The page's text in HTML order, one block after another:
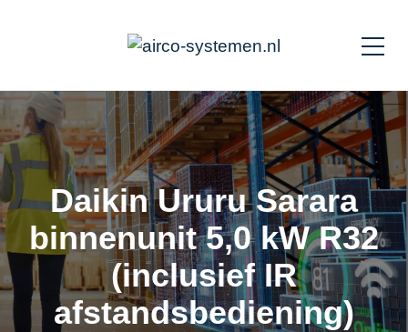
Daikin Ururu Sarara
binnenunit 5,0 kW R32
(inclusief IR
afstandsbediening)